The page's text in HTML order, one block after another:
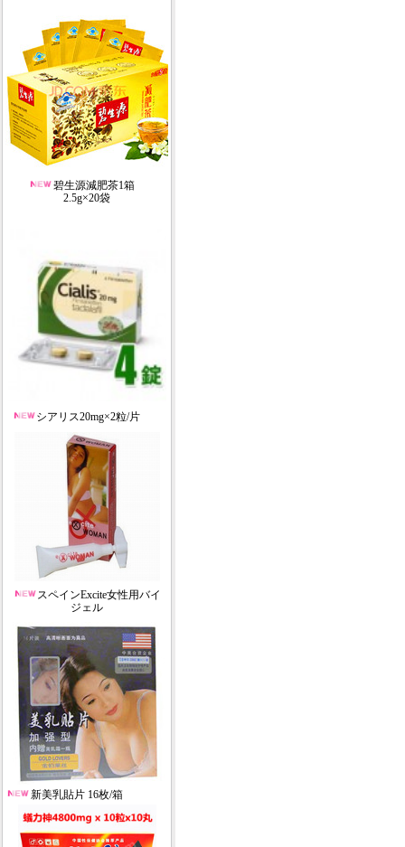
碧生源減肥茶1箱
2.5g×20袋
シアリス20mg×2粒/片
スペインExcite女性用バイ
ジェル
新美乳貼片 16枚/箱